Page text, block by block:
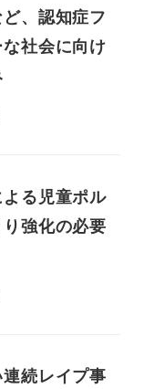
、認知症フ
社会に向け
る児童ポル
強化の必要
続レイプ事